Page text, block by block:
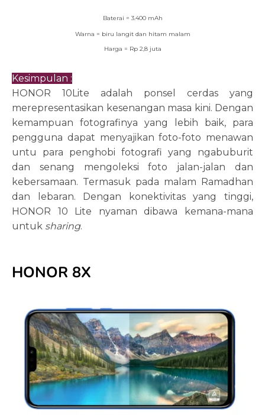
Baterai = 3.400 mAh
Warna = biru langit dan hitam malam
Harga = Rp 2,8 juta
Kesimpulan :
HONOR 10Lite adalah ponsel cerdas yang
merepresentasikan kesenangan masa kini. Dengan
kemampuan fotografinya yang lebih baik, para
pengguna dapat menyajikan foto-foto menawan
untu para penghobi fotografi yang ngabuburit
dan senang mengoleksi foto jalan-jalan dan
kebersamaan. Termasuk pada malam Ramadhan
dan lebaran. Dengan konektivitas yang tinggi,
HONOR 10 Lite nyaman dibawa kemana-mana
untuk sharing.
HONOR 8X